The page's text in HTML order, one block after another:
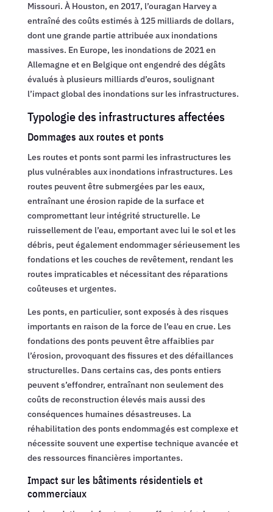
Missouri. À Houston, en 2017, l’ouragan Harvey a
entraîné des coûts estimés à 125 milliards de dollars,
dont une grande partie attribuée aux inondations
massives. En Europe, les inondations de 2021 en
Allemagne et en Belgique ont engendré des dégâts
évalués à plusieurs milliards d’euros, soulignant
l’impact global des inondations sur les infrastructures.
Typologie des infrastructures affectées
Dommages aux routes et ponts
Les routes et ponts sont parmi les infrastructures les
plus vulnérables aux inondations infrastructures. Les
routes peuvent être submergées par les eaux,
entraînant une érosion rapide de la surface et
compromettant leur intégrité structurelle. Le
ruissellement de l’eau, emportant avec lui le sol et les
débris, peut également endommager sérieusement les
fondations et les couches de revêtement, rendant les
routes impraticables et nécessitant des réparations
coûteuses et urgentes.
Les ponts, en particulier, sont exposés à des risques
importants en raison de la force de l’eau en crue. Les
fondations des ponts peuvent être affaiblies par
l’érosion, provoquant des fissures et des défaillances
structurelles. Dans certains cas, des ponts entiers
peuvent s’effondrer, entraînant non seulement des
coûts de reconstruction élevés mais aussi des
conséquences humaines désastreuses. La
réhabilitation des ponts endommagés est complexe et
nécessite souvent une expertise technique avancée et
des ressources financières importantes.
Impact sur les bâtiments résidentiels et
commerciaux